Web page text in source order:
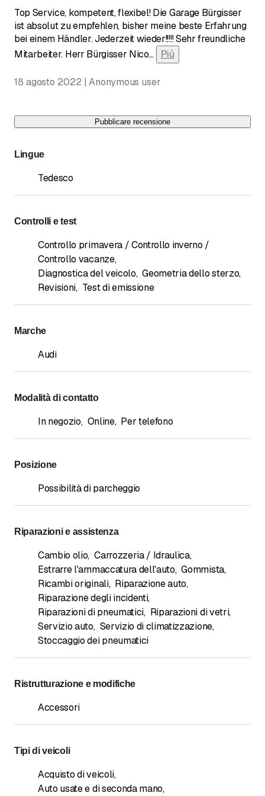
Top Service, kompetent, flexibel! Die Garage Bürgisser
ist absolut zu empfehlen, bisher meine beste Erfahrung
bei einem Händler. Jederzeit wieder!!!!! Sehr freundliche
Mitarbeiter. Herr Bürgisser Nico... Più
18 agosto 2022 | Anonymous user
Pubblicare recensione
Lingue
Tedesco
Controlli e test
Controllo primavera / Controllo inverno /
Controllo vacanze,
Diagnostica del veicolo, Geometria dello sterzo,
Revisioni, Test di emissione
Marche
Audi
Modalità di contatto
In negozio, Online, Per telefono
Posizione
Possibilità di parcheggio
Riparazioni e assistenza
Cambio olio, Carrozzeria / Idraulica,
Estrarre l'ammaccatura dell'auto, Gommista,
Ricambi originali, Riparazione auto,
Riparazione degli incidenti,
Riparazioni di pneumatici, Riparazioni di vetri,
Servizio auto, Servizio di climatizzazione,
Stoccaggio dei pneumatici
Ristrutturazione e modifiche
Accessori
Tipi di veicoli
Acquisto di veicoli,
Auto usate e di seconda mano,